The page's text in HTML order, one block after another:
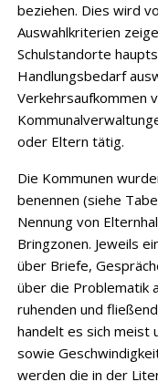
beziehen. Dies wird
Auswahlkriterien
Schulstandorte
Handlungsbedarf
Verkehrsauf­kommen
oder Eltern tätig.
Die Kommunen
benennen (siehe
Nennung von
Bringzonen. Jeweils
über Briefe,
über die Problematik
ruhenden und
handelt es sich meist
sowie
werden die in der